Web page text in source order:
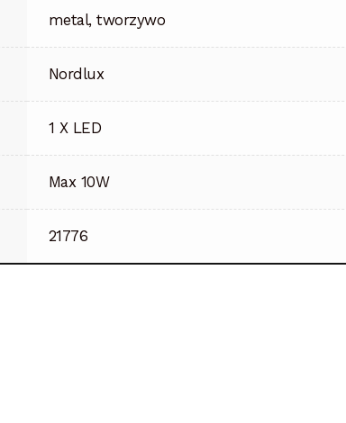
metal, tworzywo
Nordlux
1 X LED
Max 10W
21776